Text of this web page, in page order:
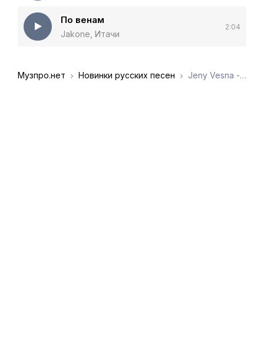
По венам
Jakone, Итачи
2:04
Музпро.нет Новинки русских песен Jeny Vesna - Свет по венам